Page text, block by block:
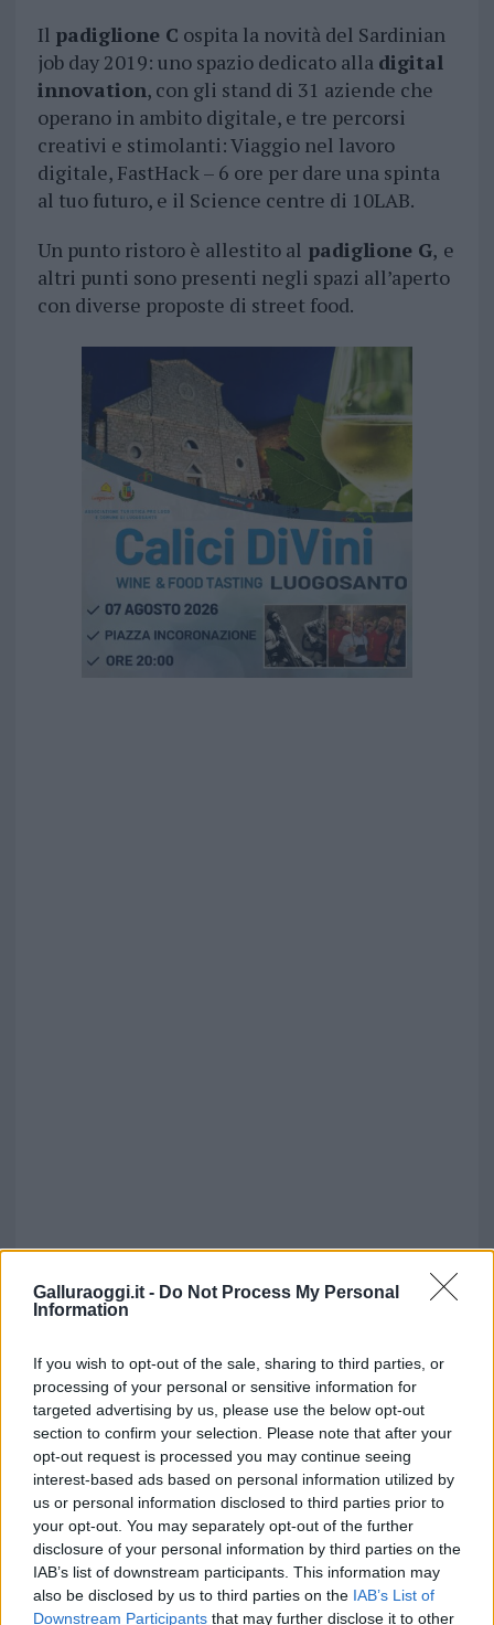
Galluraoggi.it - Do Not Process My Personal
Information
If you wish to opt-out of the sale, sharing to third parties, or
processing of your personal or sensitive information for
targeted advertising by us, please use the below opt-out
section to confirm your selection. Please note that after your
opt-out request is processed you may continue seeing
interest-based ads based on personal information utilized by
us or personal information disclosed to third parties prior to
your opt-out. You may separately opt-out of the further
disclosure of your personal information by third parties on the
IAB’s list of downstream participants. This information may
also be disclosed by us to third parties on the IAB’s List of
Downstream Participants that may further disclose it to other
Il padiglione C ospita la novità del Sardinian
job day 2019: uno spazio dedicato alla digital
innovation, con gli stand di 31 aziende che
operano in ambito digitale, e tre percorsi
creativi e stimolanti: Viaggio nel lavoro
digitale, FastHack – 6 ore per dare una spinta
al tuo futuro, e il Science centre di 10LAB.
Un punto ristoro è allestito al padiglione G, e
altri punti sono presenti negli spazi all’aperto
con diverse proposte di street food.
Vuoi rimuovere le pubblicità nazionali?
Puoi abbonarti asoli € 1,10 al mese
cliccandoqui